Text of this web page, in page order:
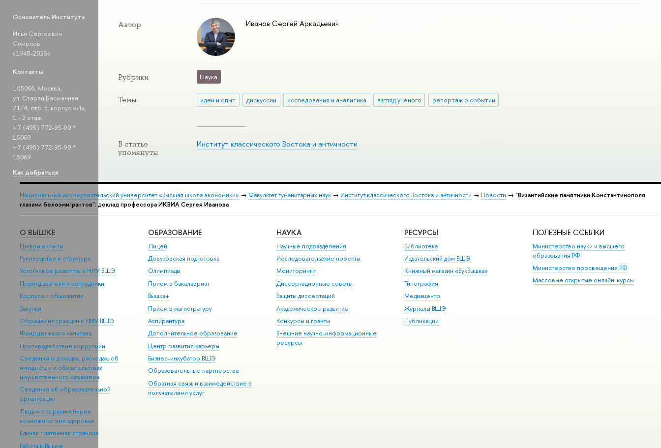
Основатель Института
Илья Сергеевич
Смирнов
(1948-2026)
Контакты
105066, Москва,
ул. Старая Басманная
21/4, стр. 3, корпус «Л»,
1 - 2 этаж.
+7 (495) 772-95-90 *
15068
+7 (495) 772-95-90 *
15069
Как добраться
Автор Иванов Сергей Аркадьевич
Рубрики Наука
Темы идеи и опыт дискуссии исследования и аналитика взгляд ученого репортаж о событии
В статье
упомянуты
Институт классического Востока и античности
Национальный исследовательский университет «Высшая школа экономики» → Факультет гуманитарных наук → Институт классического Востока и античности → Новости → "Византийские памятники Константинополя
глазами белоэмигрантов": доклад профессора ИКВИА Сергея Иванова
О ВЫШКЕ
Цифры и факты
Руководство и структура
Устойчивое развитие в НИУ ВШЭ
Преподаватели и сотрудники
Корпуса и общежития
Закупки
Обращения граждан в НИУ ВШЭ
Фонд целевого капитала
Противодействие коррупции
Сведения о доходах, расходах, об
имуществе и обязательствах
имущественного характера
Сведения об образовательной
организации
Людям с ограниченными
возможностями здоровья
Единая платежная страница
Работа в Вышке
ОБРАЗОВАНИЕ
Лицей
Довузовская подготовка
Олимпиады
Прием в бакалавриат
Вышка+
Прием в магистратуру
Аспирантура
Дополнительное образование
Центр развития карьеры
Бизнес-инкубатор ВШЭ
Образовательные партнерства
Обратная связь и взаимодействие с
получателями услуг
НАУКА
Научные подразделения
Исследовательские проекты
Мониторинги
Диссертационные советы
Защиты диссертаций
Академическое развитие
Конкурсы и гранты
Внешние научно-информационные
ресурсы
РЕСУРСЫ
Библиотека
Издательский дом ВШЭ
Книжный магазин «БукВышка»
Типография
Медиацентр
Журналы ВШЭ
Публикации
ПОЛЕЗНЫЕ ССЫЛКИ
Министерство науки и высшего
образования РФ
Министерство просвещения РФ
Массовые открытые онлайн-курсы